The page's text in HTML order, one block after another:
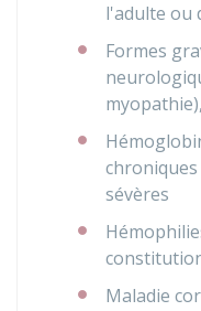
l'adulte ou
Formes
sévères
Maladie